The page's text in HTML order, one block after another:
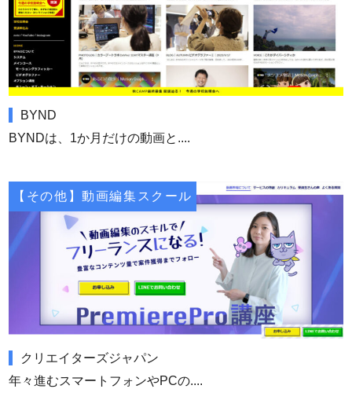
BYND
BYNDは、1か月だけの動画と....
【その他】動画編集スクール
クリエイターズジャパン
年々進むスマートフォンやPCの....